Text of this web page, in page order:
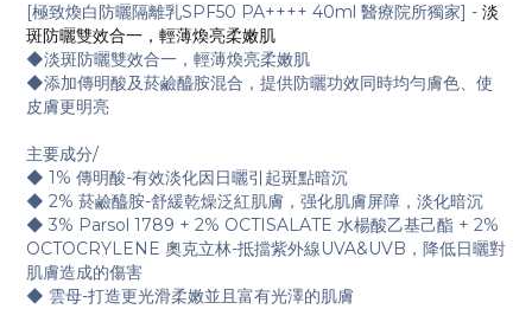
[極致煥白防曬隔離乳SPF50 PA++++ 40ml 醫療院所獨家] - 淡
斑防曬雙效合一，輕薄煥亮柔嫩肌
◆淡斑防曬雙效合一，輕薄煥亮柔嫩肌
◆添加傳明酸及菸鹼醯胺混合，提供防曬功效同時均勻膚色、使
皮膚更明亮
主要成分/
◆ 1% 傳明酸-有效淡化因日曬引起斑點暗沉
◆ 2% 菸鹼醯胺-舒緩乾燥泛紅肌膚，强化肌膚屏障，淡化暗沉
◆ 3% Parsol 1789 + 2% OCTISALATE 水楊酸乙基己酯 + 2%
OCTOCRYLENE 奧克立林-抵擋紫外線UVA&UVB，降低日曬對
肌膚造成的傷害
◆ 雲母-打造更光滑柔嫩並且富有光澤的肌膚